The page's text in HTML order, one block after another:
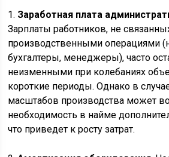
1. Заработная плата
Зарплаты работников, не
производственными операциями
бухгалтеры, менеджеры), часто
неизменными при колебаниях
короткие периоды. Однако в
масштабов производства может
необходимость в найме
что приведет к росту затрат.